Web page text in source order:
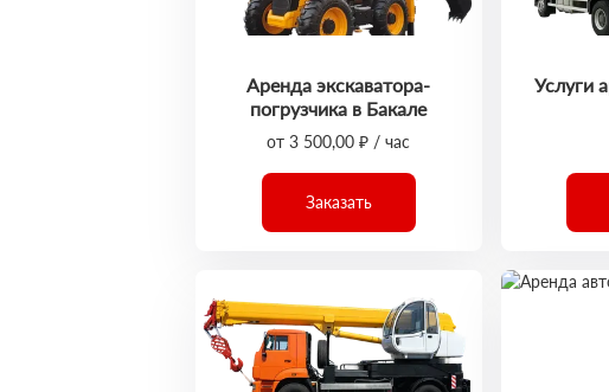
Аренда экскаватора-
погрузчика в Бакале
от 3 500,00 ₽ / час
Заказать
Услуги